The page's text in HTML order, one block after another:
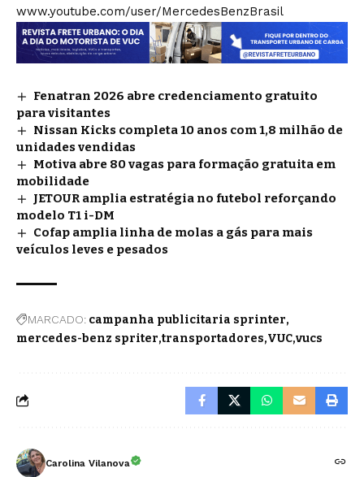
www.youtube.com/user/MercedesBenzBrasil
Fenatran 2026 abre credenciamento gratuito
para visitantes
Nissan Kicks completa 10 anos com 1,8 milhão de
unidades vendidas
Motiva abre 80 vagas para formação gratuita em
mobilidade
JETOUR amplia estratégia no futebol reforçando
modelo T1 i-DM
Cofap amplia linha de molas a gás para mais
veículos leves e pesados
MARCADO: campanha publicitaria sprinter
mercedes-benz spriter transportadores VUC vucs
Carolina Vilanova